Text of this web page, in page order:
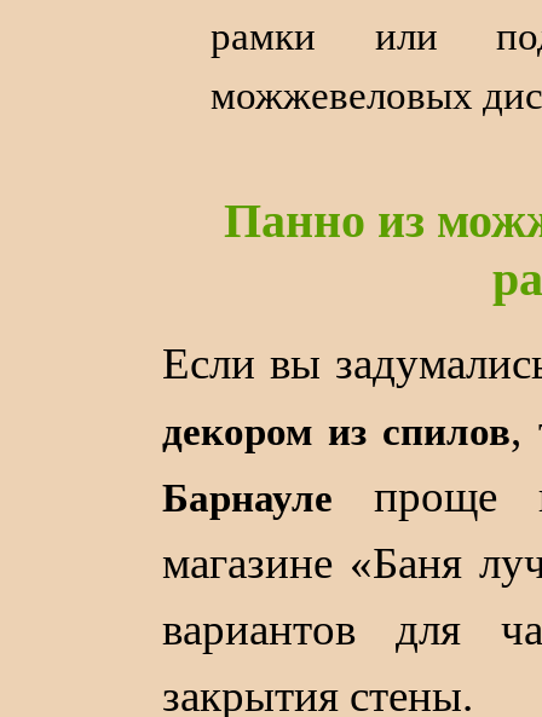
рамки или
можжевеловых
Панно из
Если вы
декором из спилов,
Барнауле проще
магазине «Баня
вариантов для
закрытия стены.